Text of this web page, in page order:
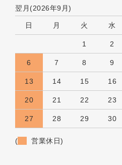
翌月(2026年9月)
日 月 火 水
1 2
6 7 8 9
13 14 15 16
20 21 22 23
27 28 29 30
( 営業休日)